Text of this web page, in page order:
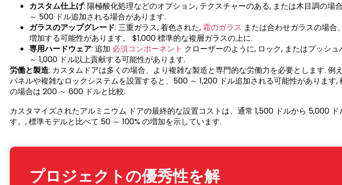
カスタム仕上げ: 陽極酸化処理などのオプション, テクスチャーのある, または木目調の場
～ 500 ドル追加される場合があります.
ガラスのアップグレード: 三重ガラス, 着色された,霜のガラス または合わせガラスの場合
増加する可能性があります。 $1,000 標準的な複層ガラスの上に.
専用ハードウェア: 追加 必須コンポーネント クローザーのように, ロック, またはプッシ
～ 1,000 ドル以上貢献する可能性があります.
労働と製造: カスタムドアは多くの場合、より複雑な製造と専門的な労働力を必要とします. 例
パネルや複雑なロックシステムを設置すると、500 ～ 1,200 ドル追加される可能性があります,
の場合は 200 ～ 600 ドルと比較.
カスタマイズされたアルミニウム ドアの最終的な設置コストは、通常 1,500 ドルから 5,000
す。, 標準モデルと比べて 50 ～ 100% の増加を示しています.
プロジェクトの優秀性を解